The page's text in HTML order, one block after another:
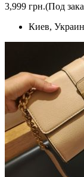
3,999 грн.(Под
Киев,